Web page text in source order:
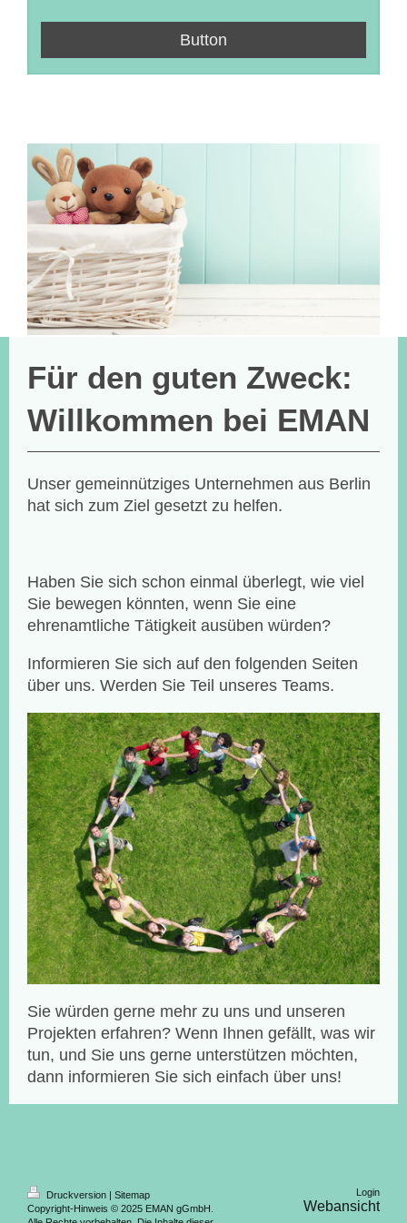
Button
Für den guten Zweck:
Willkommen bei EMAN
Unser gemeinnütziges Unternehmen aus Berlin
hat sich zum Ziel gesetzt zu helfen.
Haben Sie sich schon einmal überlegt, wie viel
Sie bewegen könnten, wenn Sie eine
ehrenamtliche Tätigkeit ausüben würden?
Informieren Sie sich auf den folgenden Seiten
über uns. Werden Sie Teil unseres Teams.
Sie würden gerne mehr zu uns und unseren
Projekten erfahren? Wenn Ihnen gefällt, was wir
tun, und Sie uns gerne unterstützen möchten,
dann informieren Sie sich einfach über uns!
Druckversion | Sitemap
Copyright-Hinweis © 2025 EMAN gGmbH.
Login
Webansicht